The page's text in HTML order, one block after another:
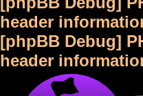
header
[phpBB Debug]
header